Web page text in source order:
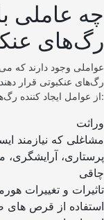
چه عاملی
رگ‌های
عواملی وجود دارند که
رگ‌های عنکبوتی قرار
از عوامل ایجاد کننده رگ‌های واریسی و عنکبوتی را موارد زیر معرفی می‌کند:
وراثت
مشاغلی که نیازمند
پرستاری، آرایشگری،
چاقی
تاثیرات و تغییرات
استفاده از قرص های